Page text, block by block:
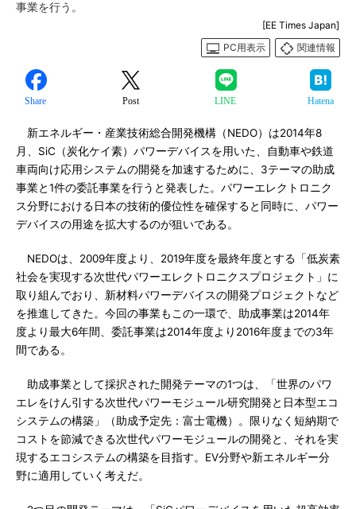
事業を行う。
[EE Times Japan]
PC用表示
関連情報
Share Post LINE Hatena
新エネルギー・産業技術総合開発機構（NEDO）は2014年8
月、SiC（炭化ケイ素）パワーデバイスを用いた、自動車や鉄道
車両向け応用システムの開発を加速するために、3テーマの助成
事業と1件の委託事業を行うと発表した。パワーエレクトロニク
ス分野における日本の技術的優位性を確保すると同時に、パワー
デバイスの用途を拡大するのが狙いである。
NEDOは、2009年度より、2019年度を最終年度とする「低炭素
社会を実現する次世代パワーエレクトロニクスプロジェクト」に
取り組んでおり、新材料パワーデバイスの開発プロジェクトなど
を推進してきた。今回の事業もこの一環で、助成事業は2014年
度より最大6年間、委託事業は2014年度より2016年度までの3年
間である。
助成事業として採択された開発テーマの1つは、「世界のパワ
エレをけん引する次世代パワーモジュール研究開発と日本型エコ
システムの構築」（助成予定先：富士電機）。限りなく短納期で
コストを節減できる次世代パワーモジュールの開発と、それを実
現するエコシステムの構築を目指す。EV分野や新エネルギー分
野に適用していく考えだ。